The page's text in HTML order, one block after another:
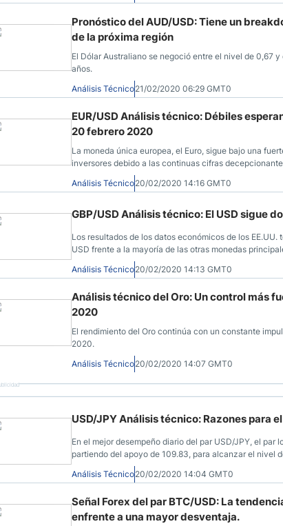
Pronóstico del AUD/USD: Tiene un
de la próxima región
El Dólar Australiano se negoció entre el nivel de 0,67
años.
Análisis Técnico21/02/2020 06:29 GMT0
EUR/USD Análisis técnico: Débiles
20 febrero 2020
La moneda única europea, el Euro, sigue bajo una
inversores debido a las continuas cifras
Análisis Técnico20/02/2020 14:16 GMT0
GBP/USD Análisis técnico: El USD sigue
Los resultados de los datos económicos de los
USD frente a la mayoría de las otras monedas
Análisis Técnico20/02/2020 14:13 GMT0
Análisis técnico del Oro: Un control más
2020
El rendimiento del Oro continúa con un constante
2020.
Análisis Técnico20/02/2020 14:07 GMT0
USD/JPY Análisis técnico: Razones para
En el mejor desempeño diario del par USD/JPY, el par
partiendo del apoyo de 109.83, para alcanzar el nivel
encuentra estable al momento de escribir este
Análisis Técnico20/02/2020 14:04 GMT0
Señal Forex del par BTC/USD: La
enfrente a una mayor desventaja.